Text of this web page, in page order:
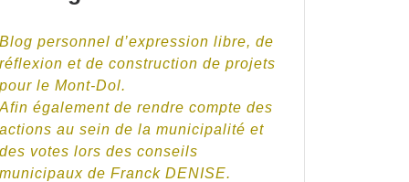
Blog personnel d’expression libre, de
réflexion et de construction de projets
pour le Mont-Dol.
Afin également de rendre compte des
actions au sein de la municipalité et
des votes lors des conseils
municipaux de Franck DENISE.